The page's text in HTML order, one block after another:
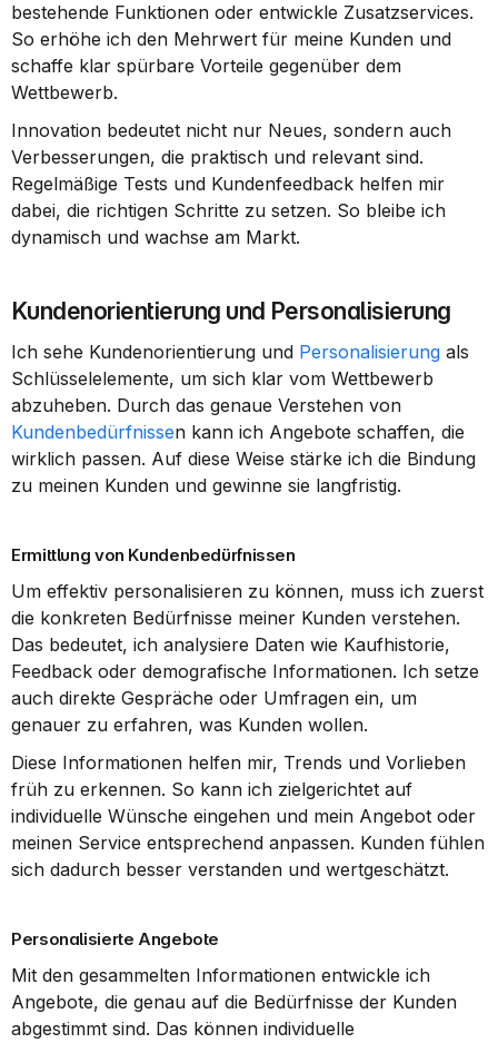
bestehende Funktionen oder entwickle Zusatzservices.
So erhöhe ich den Mehrwert für meine Kunden und
schaffe klar spürbare Vorteile gegenüber dem
Wettbewerb.
Innovation bedeutet nicht nur Neues, sondern auch
Verbesserungen, die praktisch und relevant sind.
Regelmäßige Tests und Kundenfeedback helfen mir
dabei, die richtigen Schritte zu setzen. So bleibe ich
dynamisch und wachse am Markt.
Kundenorientierung und Personalisierung
Ich sehe Kundenorientierung und Personalisierung als
Schlüsselelemente, um sich klar vom Wettbewerb
Kundenbedürfnissen kann ich Angebote schaffen, die
wirklich passen. Auf diese Weise stärke ich die Bindung
zu meinen Kunden und gewinne sie langfristig.
Ermittlung von Kundenbedürfnissen
Um effektiv personalisieren zu können, muss ich zuerst
die konkreten Bedürfnisse meiner Kunden verstehen.
Das bedeutet, ich analysiere Daten wie Kaufhistorie,
Feedback oder demografische Informationen. Ich setze
auch direkte Gespräche oder Umfragen ein, um
genauer zu erfahren, was Kunden wollen.
Diese Informationen helfen mir, Trends und Vorlieben
früh zu erkennen. So kann ich zielgerichtet auf
individuelle Wünsche eingehen und mein Angebot oder
meinen Service entsprechend anpassen. Kunden fühlen
sich dadurch besser verstanden und wertgeschätzt.
Personalisierte Angebote
Mit den gesammelten Informationen entwickle ich
Angebote, die genau auf die Bedürfnisse der Kunden
abgestimmt sind. Das können individuelle